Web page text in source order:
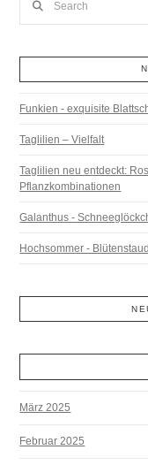
Funkien - exquisite
Taglilien – Vielfalt
Taglilien neu entdeckt:
Pflanzkombinationen
Galanthus -
Hochsommer -
März 2025
Februar 2025